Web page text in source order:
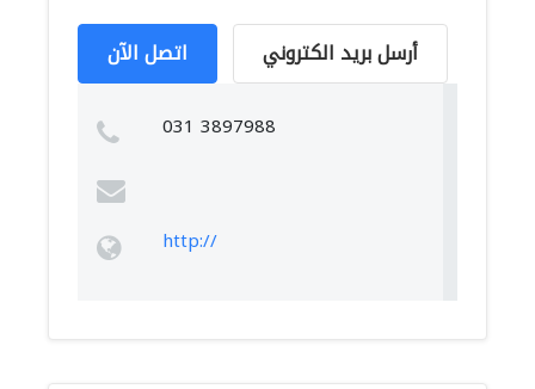
اتصل الآن أرسل بريد الكتروني
031 3897988
http://